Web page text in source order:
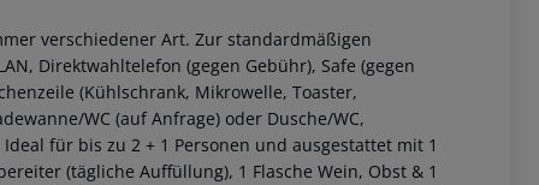
verschiedener Art. Zur standardmäßigen
Direktwahltelefon (gegen Gebühr), Safe (gegen
(Kühlschrank, Mikrowelle, Toaster,
WC (auf Anfrage) oder Dusche/WC,
Ideal für bis zu 2 + 1 Personen und ausgestattet mit 1
(tägliche Auffüllung), 1 Flasche Wein, Obst & 1